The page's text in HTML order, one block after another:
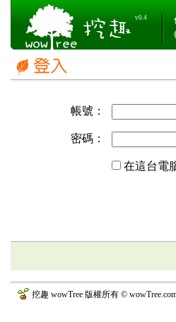
v0.4
帳號：
密碼：
在這台電
挖趣 wowTree 版權所有 ©